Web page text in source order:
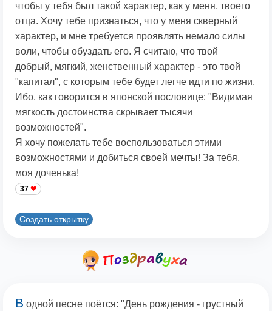
чтобы у тебя был такой характер, как у меня, твоего
отца. Хочу тебе признаться, что у меня скверный
характер, и мне требуется проявлять немало силы
воли, чтобы обуздать его. Я считаю, что твой
добрый, мягкий, женственный характер - это твой
"капитал", с которым тебе будет легче идти по жизни.
Ибо, как говорится в японской пословице: "Видимая
мягкость достоинства скрывает тысячи
возможностей".
Я хочу пожелать тебе воспользоваться этими
возможностями и добиться своей мечты! За тебя,
моя доченька!
37
Создать открытку
В одной песне поётся: "День рождения - грустный